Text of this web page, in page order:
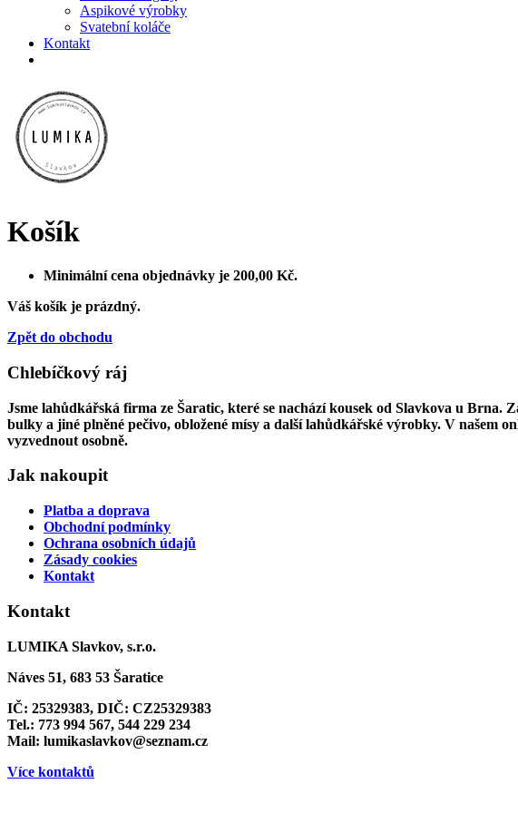
Aspikové výrobky
Svatební koláče
Kontakt
Košík
Minimální cena objednávky je 200,00 Kč.
Váš košík je prázdný.
Zpět do obchodu
Chlebíčkový ráj
Jsme lahůdkářská firma ze Šaratic, které se nachází kousek od Slavkova u Brna.
bulky a jiné plněné pečivo, obložené mísy a další lahůdkářské výrobky. V našem
vyzvednout osobně.
Jak nakoupit
Platba a doprava
Obchodní podmínky
Ochrana osobních údajů
Zásady cookies
Kontakt
Kontakt
LUMIKA Slavkov, s.r.o.
Náves 51, 683 53 Šaratice
IČ: 25329383, DIČ: CZ25329383
Tel.: 773 994 567, 544 229 234
Mail: lumikaslavkov@seznam.cz
Více kontaktů